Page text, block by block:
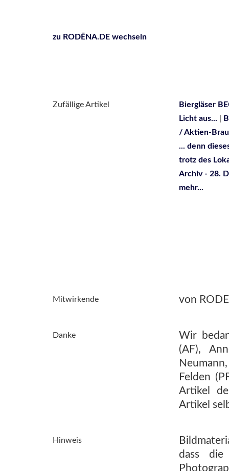
zu RODĒNA.DE wechseln
Zufällige Artikel
Biergläser
Licht aus...
/ Aktien-
... denn
trotz des
Archiv - 28.
mehr...
Mitwirkende von
Danke
Wir
(AF),
Felden
Artikel
Artikel
Hinweis
dass die